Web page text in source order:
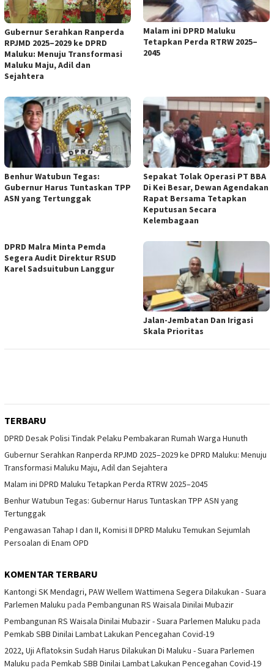
Gubernur Serahkan Ranperda
RPJMD 2025–2029 ke DPRD
Maluku: Menuju Transformasi
Maluku Maju, Adil dan
Sejahtera
Malam ini DPRD Maluku
Tetapkan Perda RTRW 2025–
2045
Benhur Watubun Tegas:
Gubernur Harus Tuntaskan TPP
ASN yang Tertunggak
Sepakat Tolak Operasi PT BBA
Di Kei Besar, Dewan Agendakan
Rapat Bersama Tetapkan
Keputusan Secara
Kelembagaan
DPRD Malra Minta Pemda
Segera Audit Direktur RSUD
Karel Sadsuitubun Langgur
Jalan-Jembatan Dan Irigasi
Skala Prioritas
TERBARU
DPRD Desak Polisi Tindak Pelaku Pembakaran Rumah Warga Hunuth
Gubernur Serahkan Ranperda RPJMD 2025–2029 ke DPRD Maluku: Menuju
Transformasi Maluku Maju, Adil dan Sejahtera
Malam ini DPRD Maluku Tetapkan Perda RTRW 2025–2045
Benhur Watubun Tegas: Gubernur Harus Tuntaskan TPP ASN yang
Tertunggak
Pengawasan Tahap I dan II, Komisi II DPRD Maluku Temukan Sejumlah
Persoalan di Enam OPD
KOMENTAR TERBARU
Kantongi SK Mendagri, PAW Wellem Wattimena Segera Dilakukan - Suara
Parlemen Maluku pada Pembangunan RS Waisala Dinilai Mubazir
Pembangunan RS Waisala Dinilai Mubazir - Suara Parlemen Maluku pada
Pemkab SBB Dinilai Lambat Lakukan Pencegahan Covid-19
2022, Uji Aflatoksin Sudah Harus Dilakukan Di Maluku - Suara Parlemen
Maluku pada Pemkab SBB Dinilai Lambat Lakukan Pencegahan Covid-19